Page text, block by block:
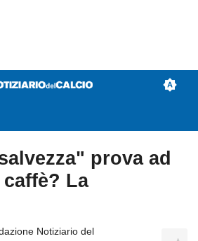
prova ad
La
Notiziario del